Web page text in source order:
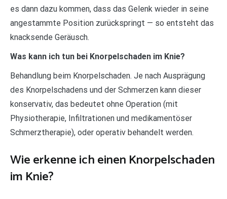
es dann dazu kommen, dass das Gelenk wieder in seine
angestammte Position zurückspringt — so entsteht das
knacksende Geräusch.
Was kann ich tun bei Knorpelschaden im Knie?
Behandlung beim Knorpelschaden. Je nach Ausprägung
des Knorpelschadens und der Schmerzen kann dieser
konservativ, das bedeutet ohne Operation (mit
Physiotherapie, Infiltrationen und medikamentöser
Schmerztherapie), oder operativ behandelt werden.
Wie erkenne ich einen Knorpelschaden
im Knie?